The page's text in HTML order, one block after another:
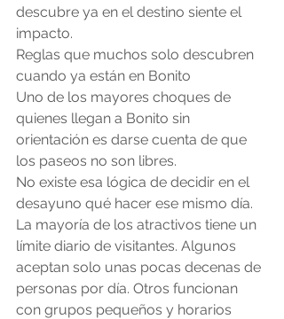
descubre ya en el destino siente el
impacto.
Reglas que muchos solo descubren
cuando ya están en Bonito
Uno de los mayores choques de
quienes llegan a Bonito sin
orientación es darse cuenta de que
los paseos no son libres.
No existe esa lógica de decidir en el
desayuno qué hacer ese mismo día.
La mayoría de los atractivos tiene un
límite diario de visitantes. Algunos
aceptan solo unas pocas decenas de
personas por día. Otros funcionan
con grupos pequeños y horarios